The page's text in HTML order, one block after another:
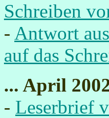
Schreiben
- Antwort
auf das
... April
- Leserbrief